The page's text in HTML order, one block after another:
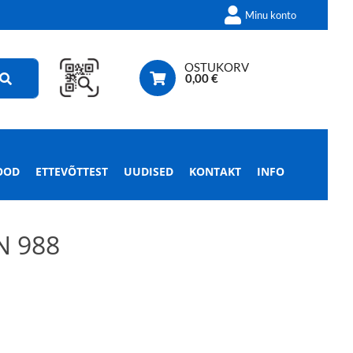
Minu konto
OSTUKORV
0,00€
ETTEVÕTTEST UUDISED KONTAKT INFO
988